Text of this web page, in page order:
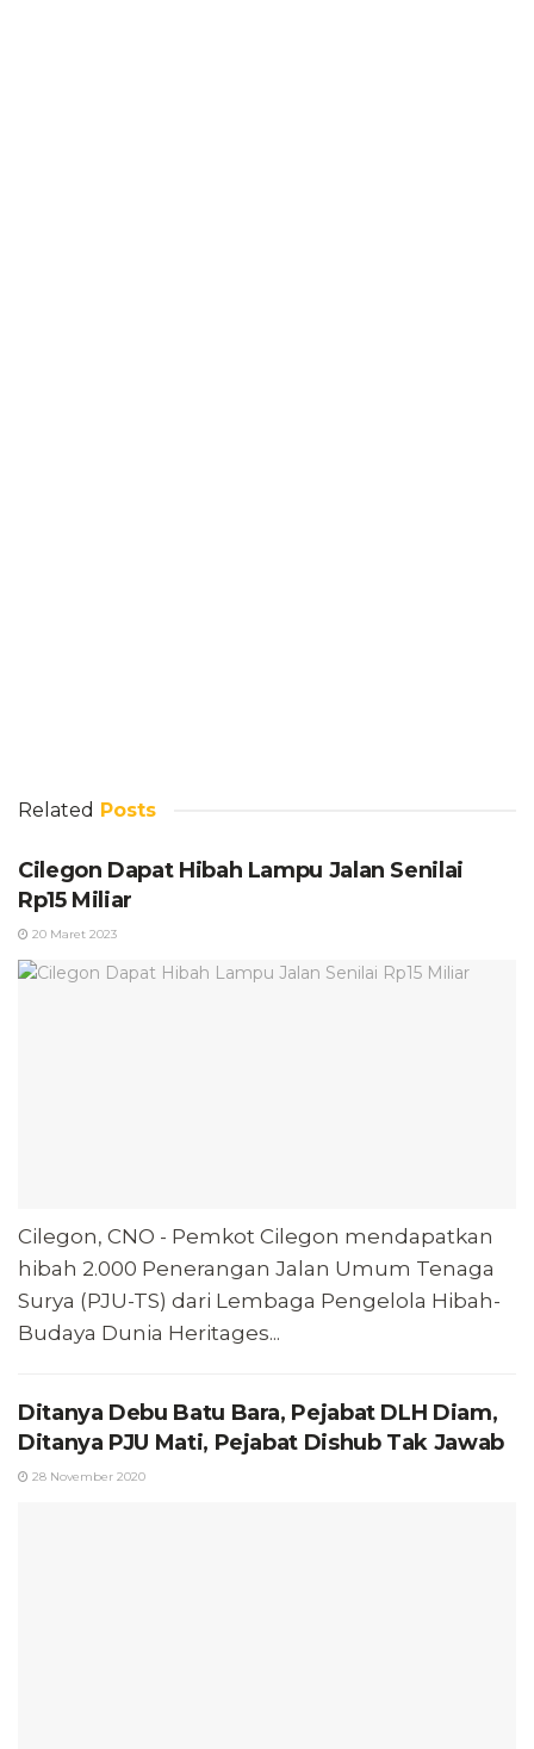
Related Posts
Cilegon Dapat Hibah Lampu Jalan Senilai
Rp15 Miliar
20 Maret 2023
Cilegon, CNO - Pemkot Cilegon mendapatkan
hibah 2.000 Penerangan Jalan Umum Tenaga
Surya (PJU-TS) dari Lembaga Pengelola Hibah-
Budaya Dunia Heritages...
Ditanya Debu Batu Bara, Pejabat DLH Diam,
Ditanya PJU Mati, Pejabat Dishub Tak Jawab
28 November 2020